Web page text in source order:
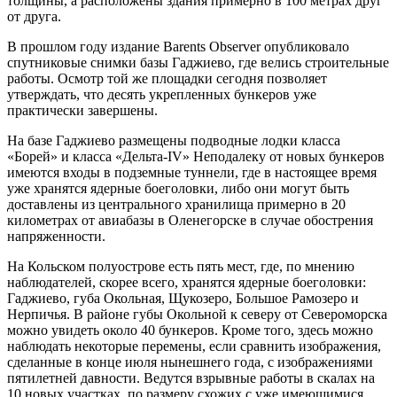
от друга.
В прошлом году издание Barents Observer опубликовало
спутниковые снимки базы Гаджиево, где велись строительные
работы. Осмотр той же площадки сегодня позволяет
утверждать, что десять укрепленных бункеров уже
практически завершены.
На базе Гаджиево размещены подводные лодки класса
«Борей» и класса «Дельта-IV» Неподалеку от новых бункеров
имеются входы в подземные туннели, где в настоящее время
уже хранятся ядерные боеголовки, либо они могут быть
доставлены из центрального хранилища примерно в 20
километрах от авиабазы в Оленегорске в случае обострения
напряженности.
На Кольском полуострове есть пять мест, где, по мнению
наблюдателей, скорее всего, хранятся ядерные боеголовки:
Гаджиево, губа Окольная, Щукозеро, Большое Рамозеро и
Нерпичья. В районе губы Окольной к северу от Североморска
можно увидеть около 40 бункеров. Кроме того, здесь можно
наблюдать некоторые перемены, если сравнить изображения,
сделанные в конце июля нынешнего года, с изображениями
пятилетней давности. Ведутся взрывные работы в скалах на
10 новых участках, по размеру схожих с уже имеющимися